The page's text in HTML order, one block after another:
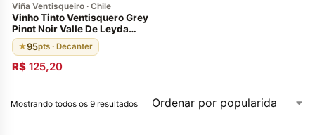
Viña Ventisqueiro · Chile
Vinho Tinto Ventisquero Grey
Pinot Noir Valle De Leyda
2016 750ml Chile
★95pts · Decanter
R$ 125,20
Mostrando todos os 9 resultados